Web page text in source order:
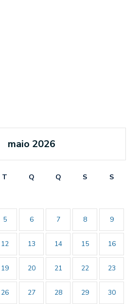
maio 2026
T Q Q S
S
5 6 7 8 9
12 13 14 15 16
19 20 21 22 23
26 27 28 29 30